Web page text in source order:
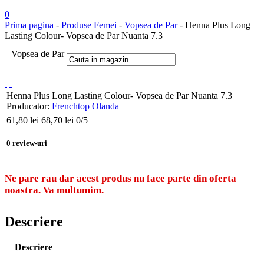
0
Prima pagina - Produse Femei - Vopsea de Par- Henna Plus Long
Lasting Colour- Vopsea de Par Nuanta 7.3
Vopsea de Par
Henna Plus Long Lasting Colour- Vopsea de Par Nuanta 7.3
Producator: Frenchtop Olanda
61,80 lei 68,70 lei 0/5
0 review-uri
Ne pare rau dar acest produs nu face parte din oferta
noastra. Va multumim.
Descriere
Descriere